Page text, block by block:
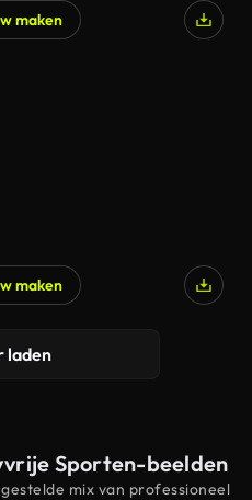
maken
maken
laden
Sporten-beelden
mix van professioneel